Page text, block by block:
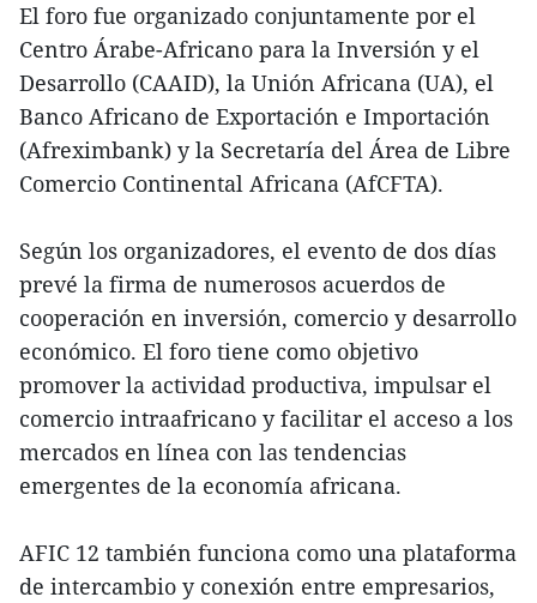
El foro fue organizado conjuntamente por el
Centro Árabe-Africano para la Inversión y el
Desarrollo (CAAID), la Unión Africana (UA), el
Banco Africano de Exportación e Importación
(Afreximbank) y la Secretaría del Área de Libre
Comercio Continental Africana (AfCFTA).
Según los organizadores, el evento de dos días
prevé la firma de numerosos acuerdos de
cooperación en inversión, comercio y desarrollo
económico. El foro tiene como objetivo
promover la actividad productiva, impulsar el
comercio intraafricano y facilitar el acceso a los
mercados en línea con las tendencias
emergentes de la economía africana.
AFIC 12 también funciona como una plataforma
de intercambio y conexión entre empresarios,